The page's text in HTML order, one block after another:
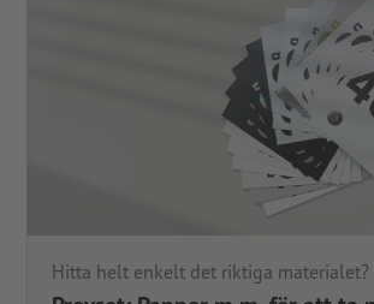
Hitta helt enkelt det riktiga materialet?